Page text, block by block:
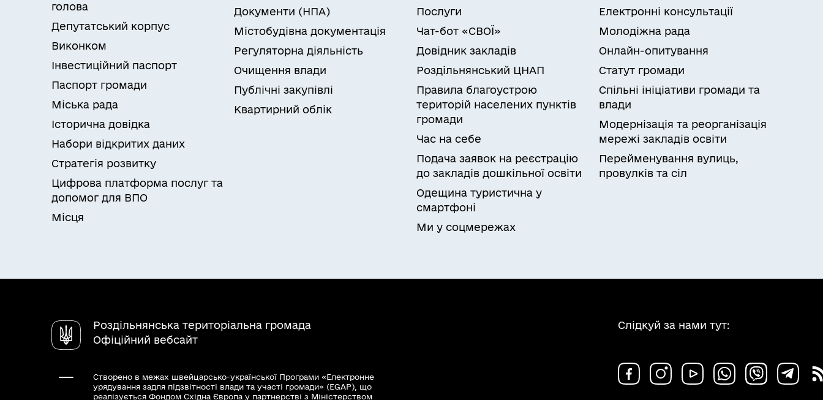
голова
Депутатський корпус
Виконком
Інвестиційний паспорт
Паспорт громади
Міська рада
Історична довідка
Набори відкритих даних
Стратегія розвитку
Цифрова платформа послуг та
допомог для ВПО
Місця
Документи (НПА)
Містобудівна документація
Регуляторна діяльність
Очищення влади
Публічні закупівлі
Квартирний облік
Послуги
Чат-бот «СВОЇ»
Довідник закладів
Роздільнянський ЦНАП
Правила благоустрою
територій населених пунктів
громади
Час на себе
Подача заявок на реєстрацію
до закладів дошкільної освіти
Одещина туристична у
смартфоні
Ми у соцмережах
Електронні консультації
Молодіжна рада
Онлайн-опитування
Статут громади
Спільні ініціативи громади та
влади
Модернізація та реорганізація
мережі закладів освіти
Перейменування вулиць,
провулків та сіл
Роздільнянська територіальна громада
Офіційний вебсайт
Створено в межах швейцарсько-української Програми «Електронне
урядування задля підзвітності влади та участі громади» (EGAP), що
реалізується Фондом Східна Європа у партнерстві з Міністерством
Слідкуй за нами тут: